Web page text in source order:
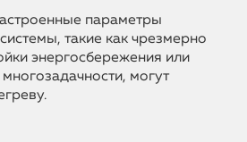
параметры
такие как чрезмерно
энергосбережения или
могут